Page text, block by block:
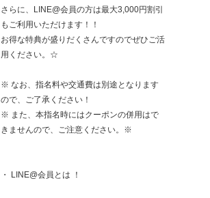
さらに、LINE@会員の方は最大3,000円割引
もご利用いただけます！！
お得な特典が盛りだくさんですのでぜひご活
用ください。☆
※ なお、指名料や交通費は別途となります
ので、ご了承ください！
※ また、本指名時にはクーポンの併用はで
きませんので、ご注意ください。※
・ LINE@会員とは ！